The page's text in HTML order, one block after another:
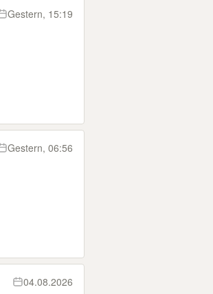
Gestern, 15:19
Gestern, 06:56
04.08.2026